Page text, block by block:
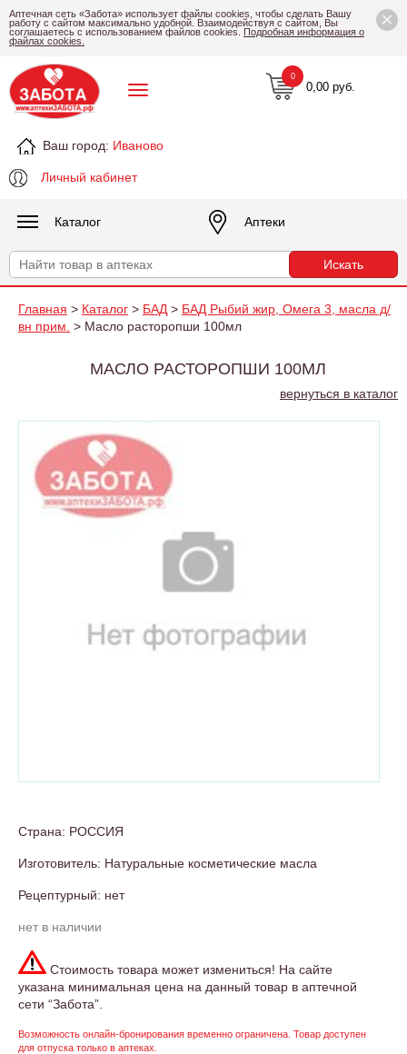
×
Аптечная сеть «Забота» использует файлы cookies, чтобы сделать Вашу
работу с сайтом максимально удобной. Взаимодействуя с сайтом, Вы
соглашаетесь с использованием файлов cookies. Подробная информация о
файлах cookies.
Ваш город: Иваново
Личный кабинет
0,00 руб.
0
Каталог Аптеки
Главная > Каталог > БАД > БАД Рыбий жир, Омега 3, масла д/
вн прим. > Масло расторопши 100мл
МАСЛО РАСТОРОПШИ 100МЛ
вернуться в каталог
Страна: РОССИЯ
Изготовитель: Натуральные косметические масла
Рецептурный: нет
нет в наличии
Стоимость товара может измениться! На сайте
указана минимальная цена на данный товар в аптечной
сети “Забота”.
Возможность онлайн-бронирования временно ограничена. Товар доступен
для отпуска только в аптеках.